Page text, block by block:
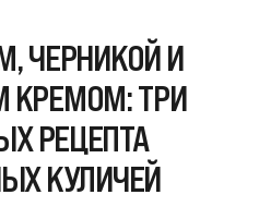
ЧЕРНИКОЙ И
ТРИ
РЕЦЕПТА
КУЛИЧЕЙ